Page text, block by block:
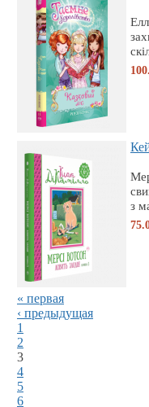
з
« первая
‹ предыдущая
1
2
3
4
5
6